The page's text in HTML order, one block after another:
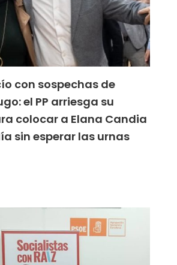
con sospechas de
el PP arriesga su
colocar a Elana Candia
sin esperar las urnas